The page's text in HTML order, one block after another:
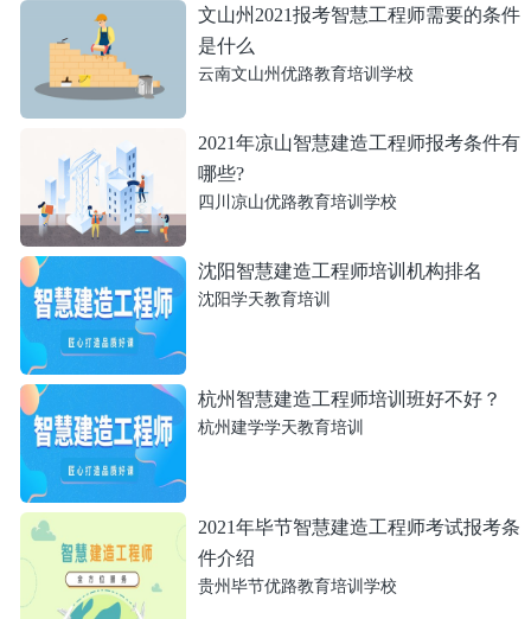
文山州2021报考智慧工程师需要的条件
是什么
云南文山州优路教育培训学校
2021年凉山智慧建造工程师报考条件有
哪些?
四川凉山优路教育培训学校
沈阳智慧建造工程师培训机构排名
沈阳学天教育培训
杭州智慧建造工程师培训班好不好？
杭州建学学天教育培训
2021年毕节智慧建造工程师考试报考条
件介绍
贵州毕节优路教育培训学校